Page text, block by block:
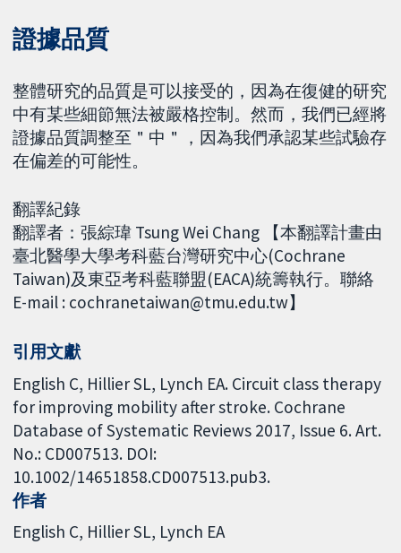
證據品質
整體研究的品質是可以接受的，因為在復健的研究
中有某些細節無法被嚴格控制。然而，我們已經將
證據品質調整至＂中＂，因為我們承認某些試驗存
在偏差的可能性。
翻譯紀錄
翻譯者：張綜瑋 Tsung Wei Chang 【本翻譯計畫由
臺北醫學大學考科藍台灣研究中心(Cochrane
Taiwan)及東亞考科藍聯盟(EACA)統籌執行。聯絡
E-mail : cochranetaiwan@tmu.edu.tw】
引用文獻
English C, Hillier SL, Lynch EA. Circuit class therapy
for improving mobility after stroke. Cochrane
Database of Systematic Reviews 2017, Issue 6. Art.
No.: CD007513. DOI:
10.1002/14651858.CD007513.pub3.
作者
English C Hillier SL Lynch EA